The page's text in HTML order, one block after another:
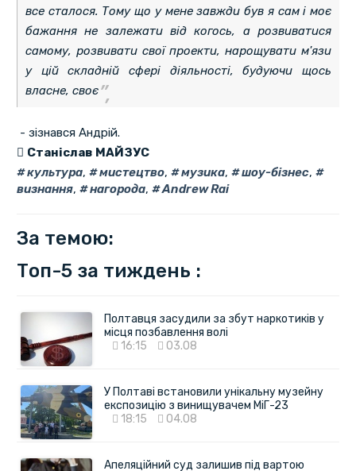
все сталося. Тому що у мене завжди був я сам і моє
бажання не залежати від когось, а розвиватися
самому, розвивати свої проекти, нарощувати м'язи
у цій складній сфері діяльності, будуючи щось
власне, своє
- зізнався Андрій.
Станіслав МАЙЗУС
культура, мистецтво, музика, шоу-бізнес,
визнання, нагорода, Andrew Rai
За темою:
Топ-5 за тиждень :
Полтавця засудили за збут наркотиків у
місця позбавлення волі
16:15
03.08
У Полтаві встановили унікальну музейну
експозицію з винищувачем МіГ-23
18:15
04.08
Апеляційний суд залишив під вартою